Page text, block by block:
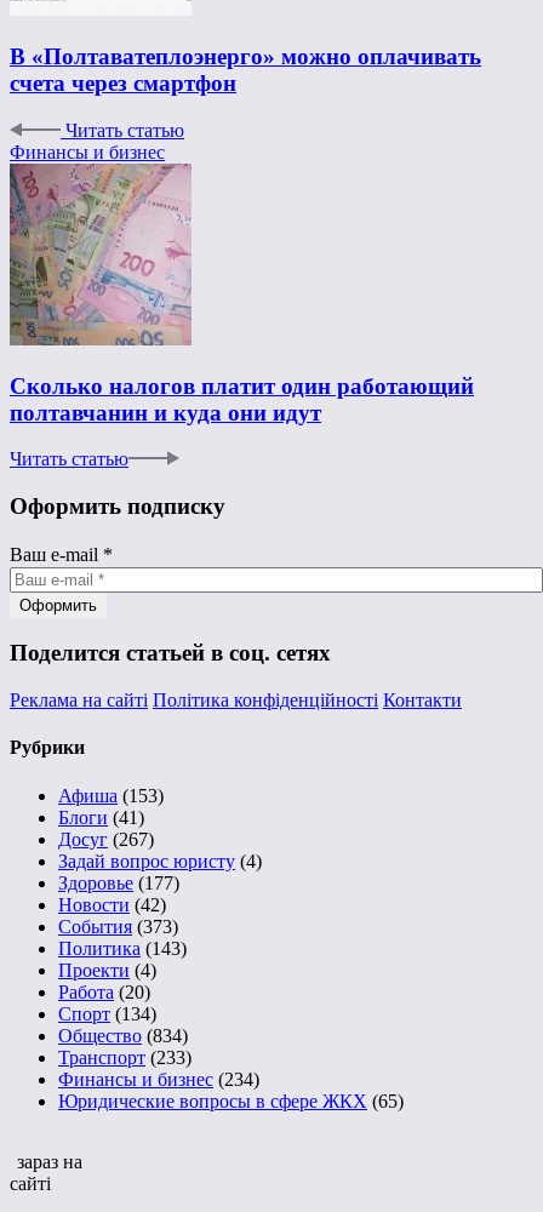
В «Полтаватеплоэнерго» можно оплачивать
счета через смартфон
Читать статью
Финансы и бизнес
Сколько налогов платит один работающий
полтавчанин и куда они идут
Читать статью
Оформить подписку
Ваш e-mail *
Поделится статьей в соц. сетях
Реклама на сайті Політика конфіденційності Контакти
Рубрики
Афиша (153)
Блоги (41)
Досуг (267)
Задай вопрос юристу (4)
Здоровье (177)
Новости (42)
События (373)
Политика (143)
Проекти (4)
Работа (20)
Спорт (134)
Общество (834)
Транспорт (233)
Финансы и бизнес (234)
Юридические вопросы в сфере ЖКХ (65)
зараз на
сайті